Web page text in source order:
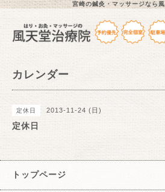
宮崎の鍼灸・マッサージなら
カレンダー
定休日 2013-11-24 (日)
定休日
トップページ